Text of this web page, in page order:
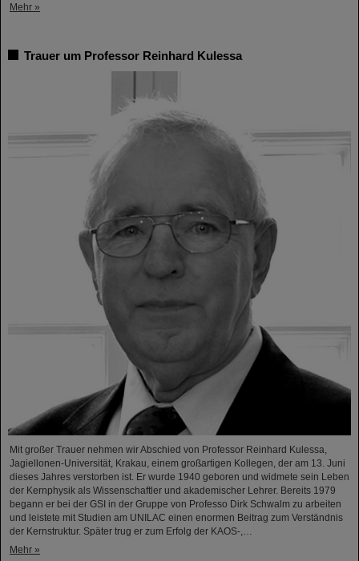
Mehr »
Trauer um Professor Reinhard Kulessa
Mit großer Trauer nehmen wir Abschied von Professor Reinhard Kulessa,
Jagiellonen-Universität, Krakau, einem großartigen Kollegen, der am 13. Juni
dieses Jahres verstorben ist. Er wurde 1940 geboren und widmete sein Leben
der Kernphysik als Wissenschaftler und akademischer Lehrer. Bereits 1979
begann er bei der GSI in der Gruppe von Professo Dirk Schwalm zu arbeiten
und leistete mit Studien am UNILAC einen enormen Beitrag zum Verständnis
der Kernstruktur. Später trug er zum Erfolg der KAOS-,…
Mehr »